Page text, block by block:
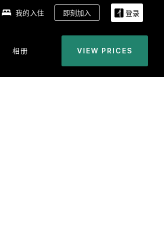
我的入住 即刻加入 登录
相册 VIEW PRICES